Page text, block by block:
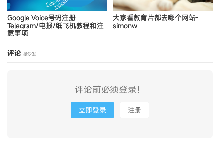
Google Voice号码注册
Telegram/电报/纸飞机教程和注
意事项
大家看教育片都去哪个网站-
simonw
评论 抢沙发
评论前必须登录！
立即登录 注册